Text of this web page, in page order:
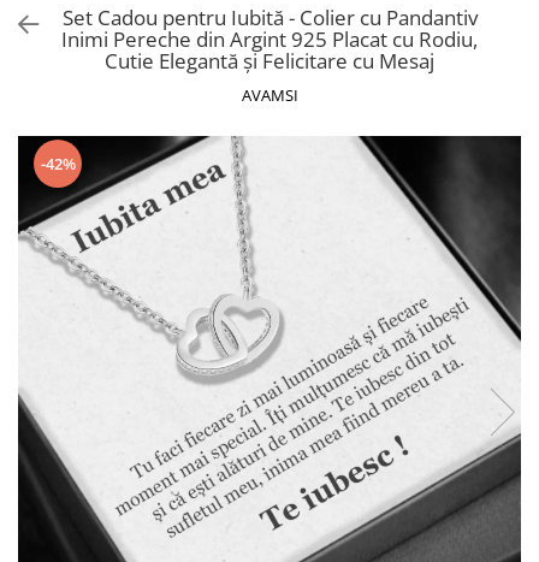
OCHELARI DE SOARE DAMA
BRATARI DAMA
OCHELARI DE SOARE BARBATI
BRATARI BARBATI
Set Cadou pentru Iubită - Colier cu Pandantiv
Inimi Pereche din Argint 925 Placat cu Rodiu,
Cutie Elegantă și Felicitare cu Mesaj
AVAMSI
-42%